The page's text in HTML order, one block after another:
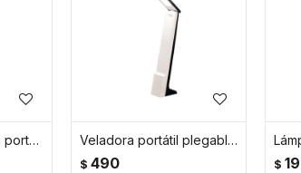
Lámpara de lectura portátil con pinza - Blanco Veladora portátil plegable para escritorio - Blanco
$ 490
$